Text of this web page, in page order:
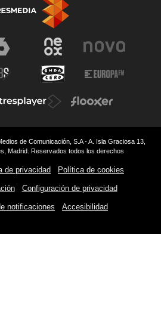
de Comunicación, S.A - A. Isla Graciosa 13,
Madrid. Reservados todos los derechos
de privacidad Política de cookies
Configuración de privacidad
notificaciones Accesibilidad